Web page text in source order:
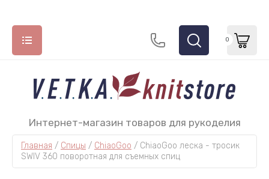
ПРЯЖА
Интернет-магазин товаров для рукоделия
0
Главная / Спицы / ChiaoGoo / ChiaoGoo леска - тросик
SWIV 360 поворотная для съемных спиц